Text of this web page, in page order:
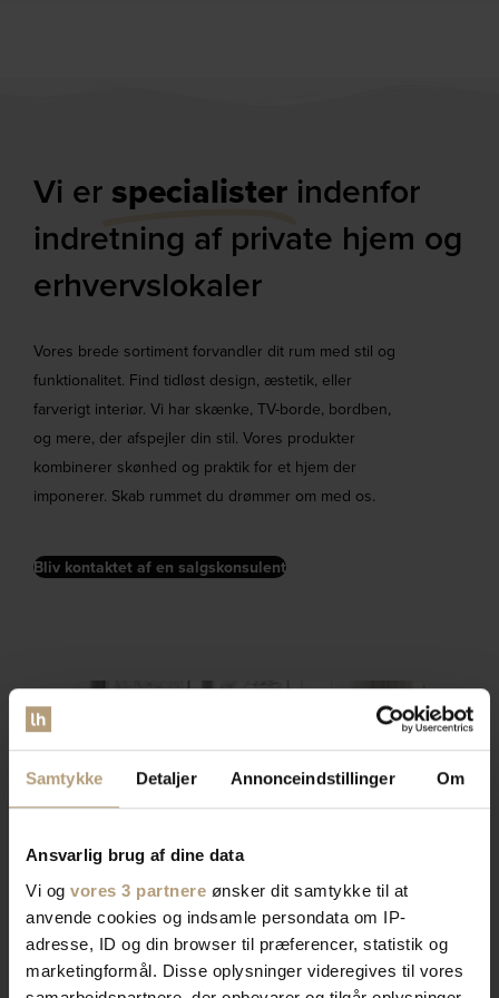
Samtykke Detaljer Annonceindstillinger Om
Ansvarlig brug af dine data
Vi og vores 3 partnere ønsker dit samtykke til at
anvende cookies og indsamle persondata om IP-
adresse, ID og din browser til præferencer, statistik og
marketingformål. Disse oplysninger videregives til vores
Vi er specialister indenfor
indretning af private hjem og
erhvervslokaler​
Vores brede sortiment forvandler dit rum med stil og
funktionalitet. Find tidløst design, æstetik, eller
farverigt interiør. Vi har skænke, TV-borde, bordben,
og mere, der afspejler din stil. Vores produkter
kombinerer skønhed og praktik for et hjem der
imponerer. Skab rummet du drømmer om med os.
Bliv kontaktet af en salgskonsulent